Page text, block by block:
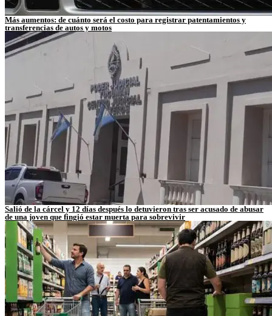
Más aumentos: de cuánto será el costo para registrar patentamientos y
transferencias de autos y motos
Salió de la cárcel y 12 días después lo detuvieron tras ser acusado de abusar
de una joven que fingió estar muerta para sobrevivir